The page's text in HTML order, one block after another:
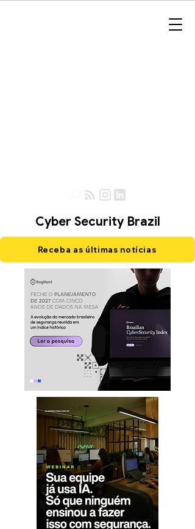
Cyber Security Brazil
Receba as últimas notícias